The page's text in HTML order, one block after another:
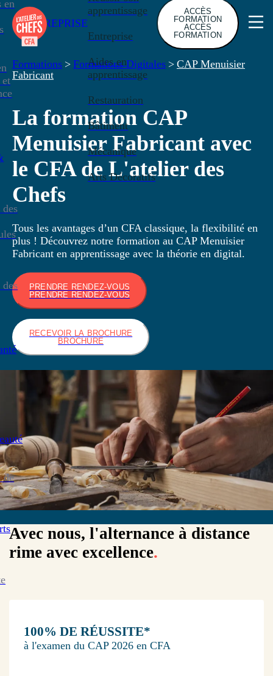
en
de
ENTREPRISE
apprentissage
Entreprise
Aides en
apprentissage
Restauration
Bâtiment
Mécanique
Arts Décoratifs
ACCÈS
FORMATION
ACCÈS
FORMATION
Formations > Formations Digitales > CAP Menuisier
Fabricant
La formation CAP
Menuisier Fabricant avec
le CFA de L'atelier des
Chefs
Tous les avantages d’un CFA classique, la flexibilité en
plus ! Découvrez notre formation au CAP Menuisier
Fabricant en apprentissage avec la théorie en digital.
PRENDRE RENDEZ-VOUS
PRENDRE RENDEZ-VOUS
RECEVOIR LA BROCHURE
BROCHURE
Avec nous, l'alternance à distance
rime avec excellence.
100% DE RÉUSSITE*
à l'examen du CAP 2026 en CFA